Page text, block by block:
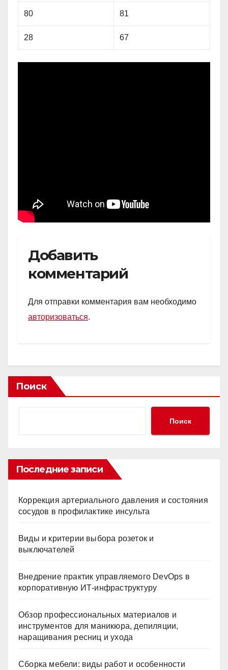
80 81
28 67
Добавить
комментарий
Для отправки комментария вам необходимо
авторизоваться.
Поиск
Поиск
Последние записи
Коррекция артериального давления и состояния
сосудов в профилактике инсульта
Виды и критерии выбора розеток и
выключателей
Внедрение практик управляемого DevOps в
корпоративную ИТ-инфраструктуру
Обзор профессиональных материалов и
инструментов для маникюра, депиляции,
наращивания ресниц и ухода
Сборка мебели: виды работ и особенности